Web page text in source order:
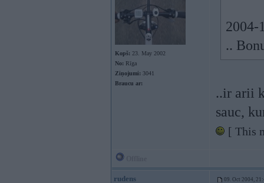
Kopš: 23. May 2002
No: Rīga
Ziņojumi: 3041
Braucu ar:
2004-
..
..ir arii
sauc,
[ This
rudens 09. Oct 2004,